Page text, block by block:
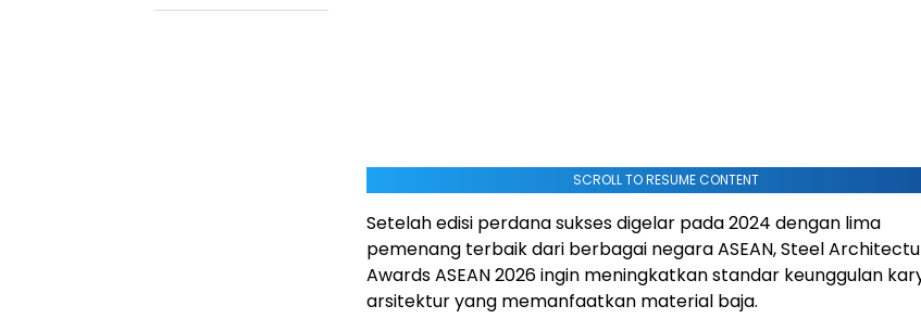
SCROLL TO RESUME CONTENT
Setelah edisi perdana sukses digelar pada 2024 dengan lima
pemenang terbaik dari berbagai negara ASEAN, Steel
Awards ASEAN 2026 ingin meningkatkan standar keunggulan
arsitektur yang memanfaatkan material baja.